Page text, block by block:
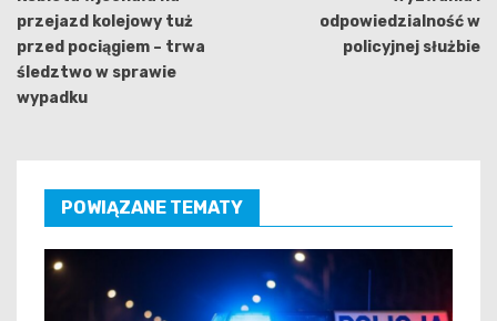
przejazd kolejowy tuż
przed pociągiem – trwa
śledztwo w sprawie
wypadku
odpowiedzialność w
policyjnej służbie
POWIĄZANE TEMATY